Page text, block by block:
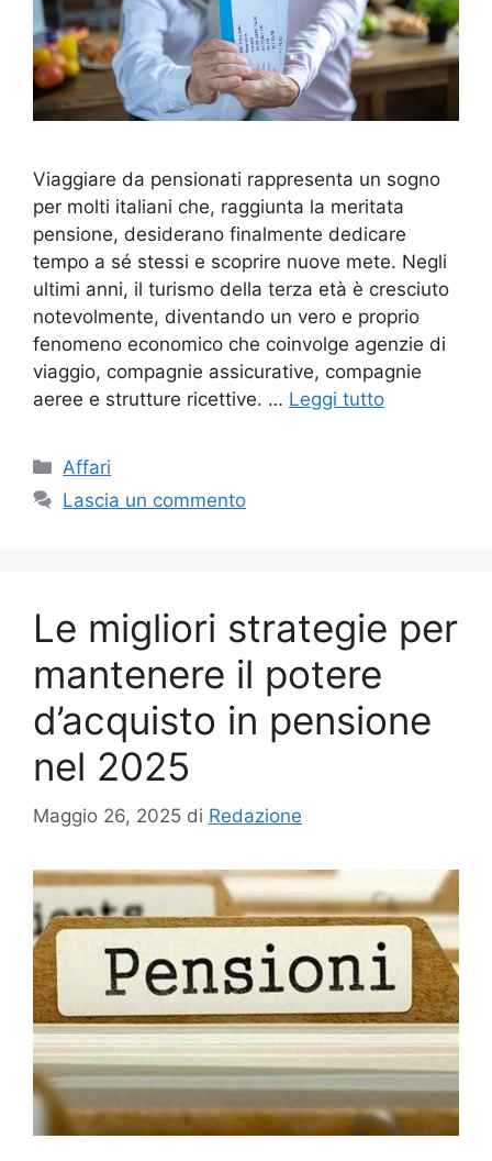
Viaggiare da pensionati rappresenta un sogno
per molti italiani che, raggiunta la meritata
pensione, desiderano finalmente dedicare
tempo a sé stessi e scoprire nuove mete. Negli
ultimi anni, il turismo della terza età è cresciuto
notevolmente, diventando un vero e proprio
fenomeno economico che coinvolge agenzie di
viaggio, compagnie assicurative, compagnie
aeree e strutture ricettive. … Leggi tutto
Categorie
Affari
Lascia un commento
Le migliori strategie per
mantenere il potere
d’acquisto in pensione
nel 2025
Maggio 26, 2025 di Redazione